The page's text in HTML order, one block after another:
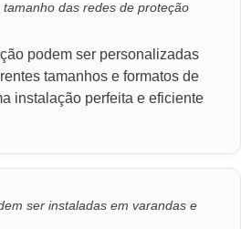
das redes de proteção
podem ser personalizadas
tamanhos e formatos de
instalação perfeita e eficiente
ser instaladas em varandas e